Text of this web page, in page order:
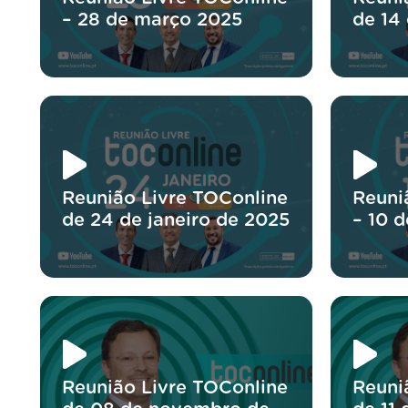
– 28 de março 2025
de 14
Reunião Livre TOConline
de 24 de janeiro de 2025
– 10
Reunião Livre TOConline